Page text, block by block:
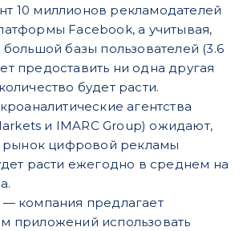
10 миллионов рекламодателей
Facebook, а учитывая,
большой базы пользователей (3.6
предоставить ни одна другая
будет расти.
агентства
и IMARC Group) ожидают,
рынок цифровой рекламы
расти ежегодно в среднем на
— компания предлагает
приложений использовать